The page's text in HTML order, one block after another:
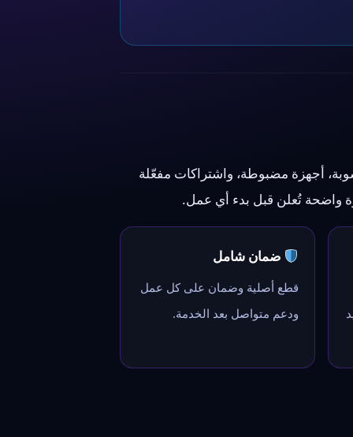
أجهزة مضبوطة، واشتراكات مفعّلة
واضحة تُعلن قبل بدء أي عمل.
ضمان شامل
قطع أصلية وضمان على كل عمل
ودعم متواصل بعد الخدمة.